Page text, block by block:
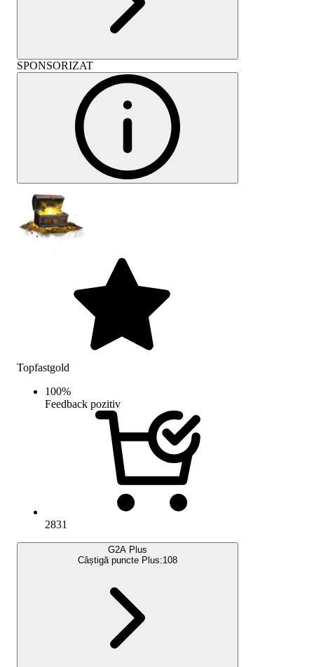
SPONSORIZAT
Topfastgold
100%
Feedback pozitiv
2831
G2A Plus
Câștigă puncte Plus:108